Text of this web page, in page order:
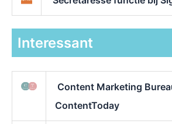
Interessant
Content Marketing
ContentToday